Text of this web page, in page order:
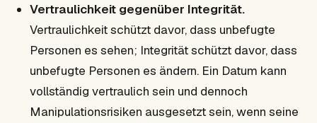
Vertraulichkeit gegenüber Integrität.
Vertraulichkeit schützt davor, dass unbefugte
Personen es sehen; Integrität schützt davor, dass
unbefugte Personen es ändern. Ein Datum kann
vollständig vertraulich sein und dennoch
Manipulationsrisiken ausgesetzt sein, wenn seine